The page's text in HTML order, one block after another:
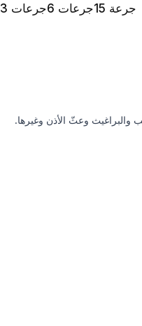
3 جرعات
6 جرعات 15 جرعة
وعثّ الأذن وغيرها.